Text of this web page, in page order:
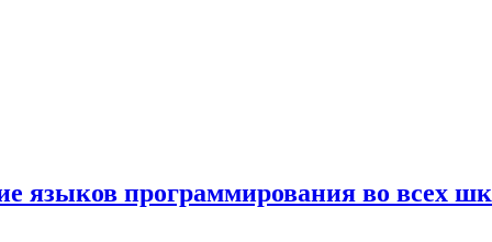
языков программирования во всех